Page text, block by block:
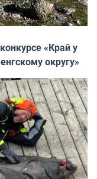
«Край у
округу»